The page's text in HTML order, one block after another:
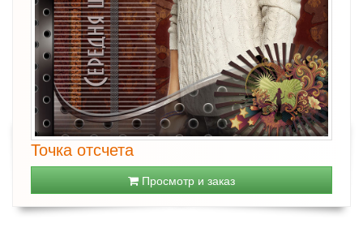
Точка отсчета
Просмотр и заказ